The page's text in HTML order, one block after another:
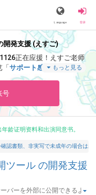
Language 登录
開発支援 (えすご)
正在应援！ えすご老师
「サポート感謝！アドレス
ーです。」等特别内容。
もっと見る
号
年龄证明资料和出演同意书。
認書類、非実写で未成年の場合は
ツール の開発支援
バーを外部に公開できるよ